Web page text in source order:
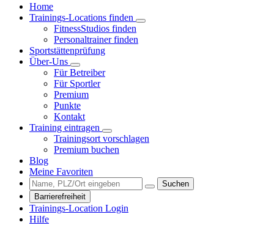
Home
Trainings-Locations finden
FitnessStudios finden
Personaltrainer finden
Sportstättenprüfung
Über-Uns
Für Betreiber
Für Sportler
Premium
Punkte
Kontakt
Training eintragen
Trainingsort vorschlagen
Premium buchen
Blog
Meine Favoriten
Suchen
Barrierefreiheit
Trainings-Location Login
Hilfe